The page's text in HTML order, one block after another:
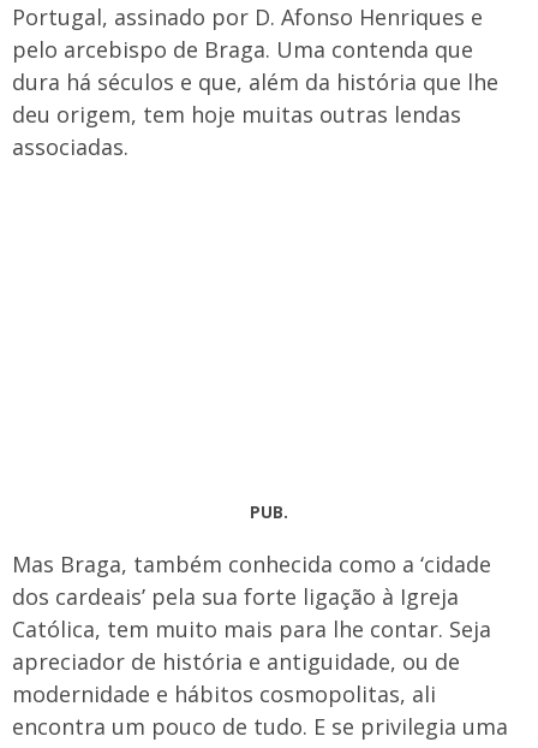
Portugal, assinado por D. Afonso Henriques e
pelo arcebispo de Braga. Uma contenda que
dura há séculos e que, além da história que lhe
deu origem, tem hoje muitas outras lendas
associadas.
PUB.
Mas Braga, também conhecida como a ‘cidade
dos cardeais’ pela sua forte ligação à Igreja
Católica, tem muito mais para lhe contar. Seja
apreciador de história e antiguidade, ou de
modernidade e hábitos cosmopolitas, ali
encontra um pouco de tudo. E se privilegia uma